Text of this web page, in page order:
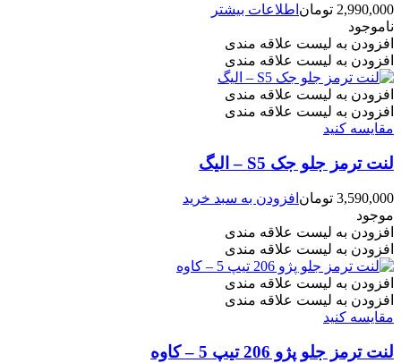
2,990,000 تومان اطلاعات بیشتر
ناموجود
افزودن به لیست علاقه مندی
افزودن به لیست علاقه مندی
افزودن به لیست علاقه مندی
افزودن به لیست علاقه مندی
مقایسه کنید
لنت ترمز جلو جک S5 – الیگ
3,590,000 تومان افزودن به سبد خرید
موجود
افزودن به لیست علاقه مندی
افزودن به لیست علاقه مندی
افزودن به لیست علاقه مندی
افزودن به لیست علاقه مندی
مقایسه کنید
لنت ترمز جلو پژو 206 تیپ 5 – کاوه